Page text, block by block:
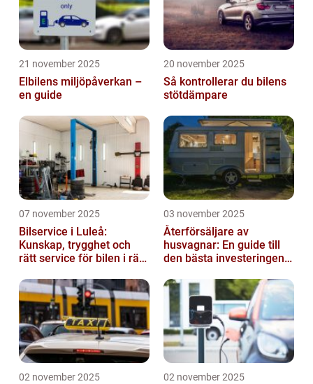
21 november 2025
Elbilens miljöpåverkan –
en guide
20 november 2025
Så kontrollerar du bilens
stötdämpare
07 november 2025
Bilservice i Luleå:
Kunskap, trygghet och
rätt service för bilen i rätt
03 november 2025
Återförsäljare av
husvagnar: En guide till
den bästa investeringen
02 november 2025 02 november 2025